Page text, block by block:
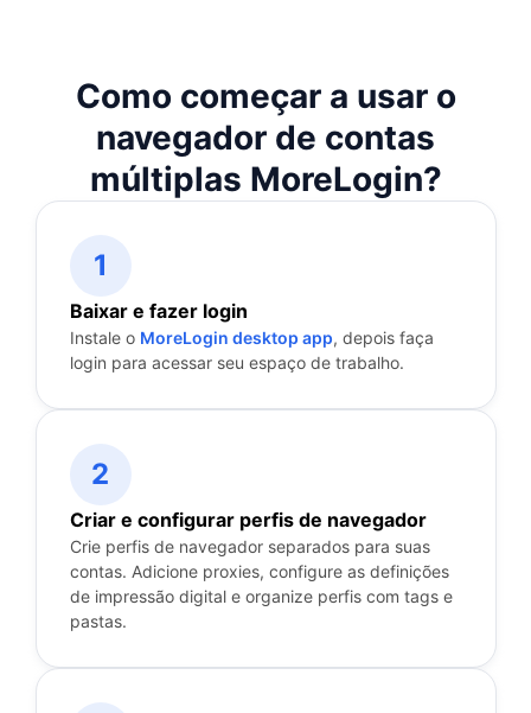
Como começar a usar o
navegador de contas
múltiplas MoreLogin?
1
Baixar e fazer login
Instale o MoreLogin desktop app, depois faça
login para acessar seu espaço de trabalho.
2
Criar e configurar perfis de navegador
Crie perfis de navegador separados para suas
contas. Adicione proxies, configure as definições
de impressão digital e organize perfis com tags e
pastas.